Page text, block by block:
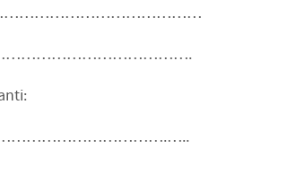
……………………………………